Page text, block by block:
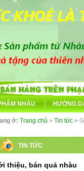
NHÀU HƯỚNG
ở: Trang chủ » Tin tức »
TIN TỨC
thiệu, bán quả nhàu